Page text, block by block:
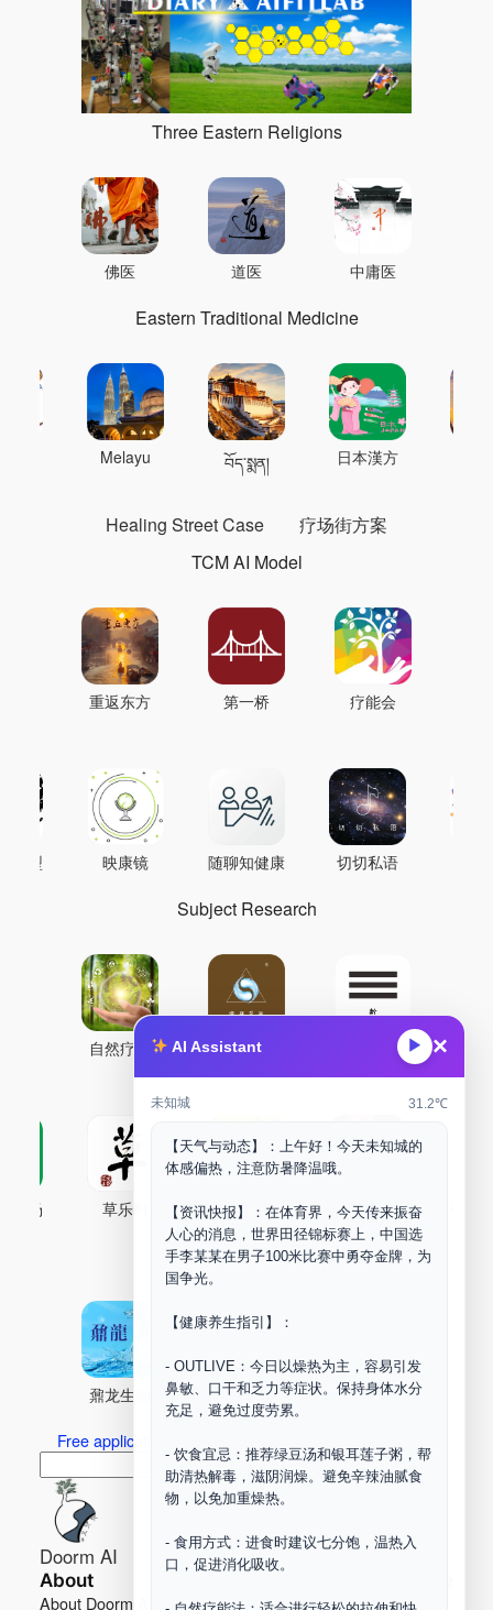
AI Assistant ▶ ×
未知城 31.2℃
【天气与动态】：上午好！今天未知城的
体感偏热，注意防暑降温哦。
【资讯快报】：在体育界，今天传来振奋
人心的消息，世界田径锦标赛上，中国选
手李某某在男子100米比赛中勇夺金牌，为
国争光。
【健康养生指引】：
- OUTLIVE：今日以燥热为主，容易引发
鼻敏、口干和乏力等症状。保持身体水分
充足，避免过度劳累。
- 饮食宜忌：推荐绿豆汤和银耳莲子粥，帮
助清热解毒，滋阴润燥。避免辛辣油腻食
物，以免加重燥热。
- 食用方式：进食时建议七分饱，温热入
口，促进消化吸收。
Three Eastern Religions
佛医 道医 中庸医
Eastern Traditional Medicine
Melayu བོད་སྨན། 日本漢方
Healing Street Case
疗场街方案
TCM AI Model
重返东方 第一桥 疗能会
模型 映康镜 随聊知健康 切切私语
Subject Research
自然疗能 圜境采气 鼐龙实验室
药场 草乐村 中药剂合成 DOORM
Maker Space
鼐龙生物 PLM 商兑园
Free application for “Healing Association Membership”
索
Search
Doorm AI
About
About Doorm AI Privacy